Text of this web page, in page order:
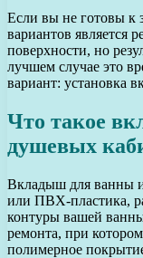
Если вы не готовы к
вариантов является
поверхности, но
лучшем случае это
вариант: установка
Что такое
душевых
Вкладыш для ванны
или ПВХ-пластика,
контуры вашей
ремонта, при
полимерное